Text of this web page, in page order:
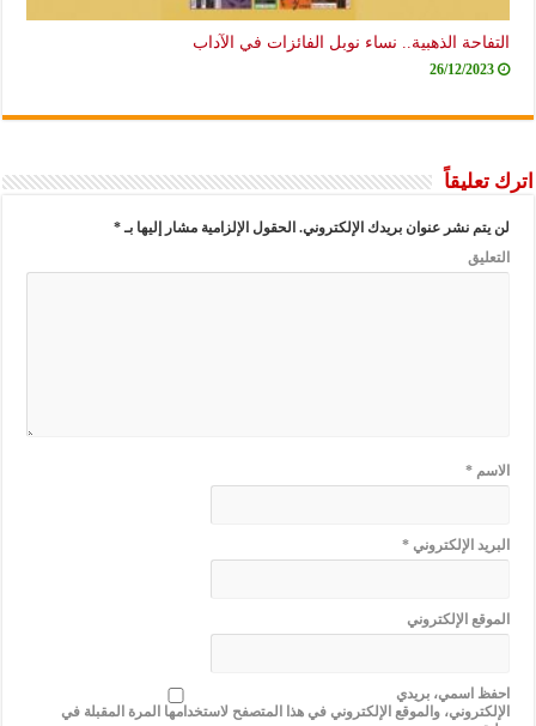
التفاحة الذهبية.. نساء نوبل الفائزات في الآداب
26/12/2023
اترك تعليقاً
لن يتم نشر عنوان بريدك الإلكتروني. الحقول الإلزامية مشار إليها بـ*
التعليق
الاسم*
البريد الإلكتروني*
الموقع الإلكتروني
احفظ اسمي، بريدي
الإلكتروني، والموقع الإلكتروني في هذا المتصفح لاستخدامها المرة المقبلة في